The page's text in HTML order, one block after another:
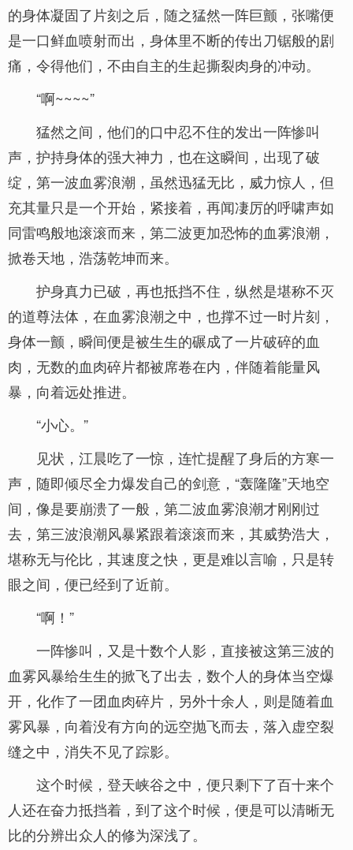
的身体凝固了片刻之后，随之猛然一阵巨颤，张嘴便
是一口鲜血喷射而出，身体里不断的传出刀锯般的剧
痛，令得他们，不由自主的生起撕裂肉身的冲动。
“啊~~~~”
猛然之间，他们的口中忍不住的发出一阵惨叫
声，护持身体的强大神力，也在这瞬间，出现了破
绽，第一波血雾浪潮，虽然迅猛无比，威力惊人，但
充其量只是一个开始，紧接着，再闻凄厉的呼啸声如
同雷鸣般地滚滚而来，第二波更加恐怖的血雾浪潮，
掀卷天地，浩荡乾坤而来。
护身真力已破，再也抵挡不住，纵然是堪称不灭
的道尊法体，在血雾浪潮之中，也撑不过一时片刻，
身体一颤，瞬间便是被生生的碾成了一片破碎的血
肉，无数的血肉碎片都被席卷在内，伴随着能量风
暴，向着远处推进。
“小心。”
见状，江晨吃了一惊，连忙提醒了身后的方寒一
声，随即倾尽全力爆发自己的剑意，“轰隆隆”天地空
间，像是要崩溃了一般，第二波血雾浪潮才刚刚过
去，第三波浪潮风暴紧跟着滚滚而来，其威势浩大，
堪称无与伦比，其速度之快，更是难以言喻，只是转
眼之间，便已经到了近前。
“啊！”
一阵惨叫，又是十数个人影，直接被这第三波的
血雾风暴给生生的掀飞了出去，数个人的身体当空爆
开，化作了一团血肉碎片，另外十余人，则是随着血
雾风暴，向着没有方向的远空抛飞而去，落入虚空裂
缝之中，消失不见了踪影。
这个时候，登天峡谷之中，便只剩下了百十来个
人还在奋力抵挡着，到了这个时候，便是可以清晰无
比的分辨出众人的修为深浅了。